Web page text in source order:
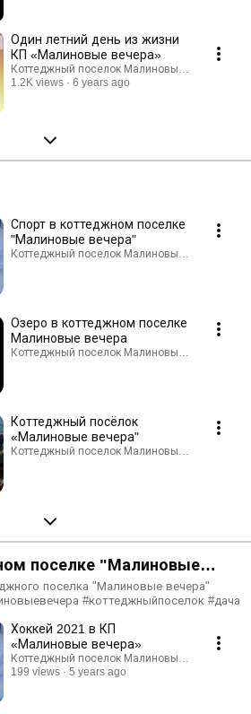
Один летний день из жизни
КП «Малиновые вечера»
Коттеджный поселок Малиновые вечера
1.2K views
6 years ago
Спорт в коттеджном поселке
"Малиновые вечера"
Коттеджный поселок Малиновые вечера ·
Озеро в коттеджном поселке
Малиновые вечера
Коттеджный поселок Малиновые вечера ·
Коттеджный посёлок
«Малиновые вечера"
Коттеджный поселок Малиновые вечера ·
поселке "Малиновые
поселка "Малиновые вечера"
#коттеджныйпоселок #дача
Хоккей 2021 в КП
«Малиновые вечера»
Коттеджный поселок Малиновые вечера
199 views
5 years ago